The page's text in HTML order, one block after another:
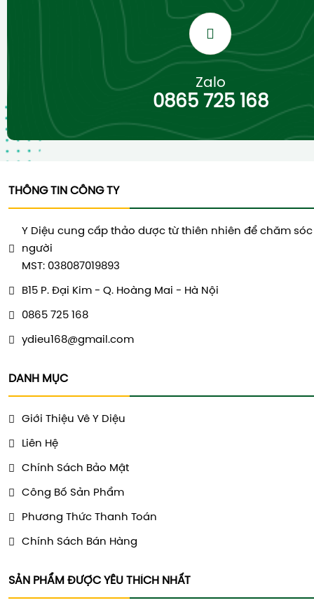
Zalo
0865 725 168
THÔNG TIN CÔNG TY
Y Diệu cung cấp thảo dược từ thiên nhiên để chăm
người
MST: 038087019893
B15 P. Đại Kim - Q. Hoàng Mai - Hà Nội
0865 725 168
ydieu168@gmail.com
DANH MỤC
Giới Thiệu Vê Y Diệu
Liên Hệ
Chính Sách Bảo Mật
Công Bố Sản Phẩm
Phương Thức Thanh Toán
Chính Sách Bán Hàng
SẢN PHẨM ĐƯỢC YÊU THÍCH NHẤT